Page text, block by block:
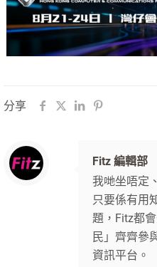
分享
Fitz 編輯部
我哋坐唔定
只要係有用
題，Fitz都
民」齊齊參
資訊平台。